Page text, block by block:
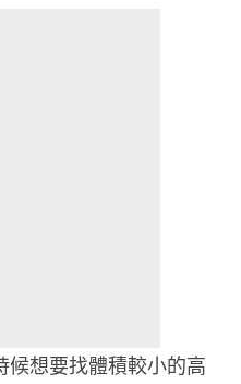
候想要找體積較小的高